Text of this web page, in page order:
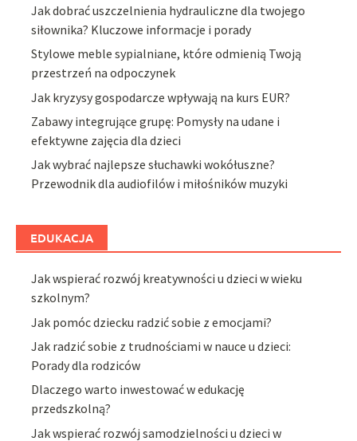
Jak dobrać uszczelnienia hydrauliczne dla twojego
siłownika? Kluczowe informacje i porady
Stylowe meble sypialniane, które odmienią Twoją
przestrzeń na odpoczynek
Jak kryzysy gospodarcze wpływają na kurs EUR?
Zabawy integrujące grupę: Pomysły na udane i
efektywne zajęcia dla dzieci
Jak wybrać najlepsze słuchawki wokółuszne?
Przewodnik dla audiofilów i miłośników muzyki
EDUKACJA
Jak wspierać rozwój kreatywności u dzieci w wieku
szkolnym?
Jak pomóc dziecku radzić sobie z emocjami?
Jak radzić sobie z trudnościami w nauce u dzieci:
Porady dla rodziców
Dlaczego warto inwestować w edukację
przedszkolną?
Jak wspierać rozwój samodzielności u dzieci w